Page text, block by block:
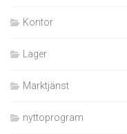
Kontor
Lager
Marktjänst
nyttoprogram